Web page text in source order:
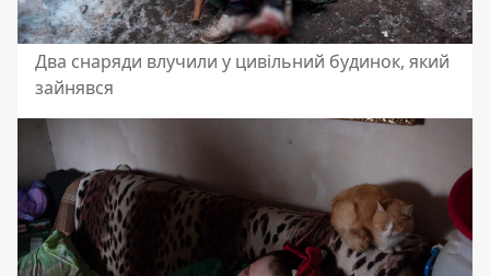
Два снаряди влучили у цивільний будинок, який
зайнявся